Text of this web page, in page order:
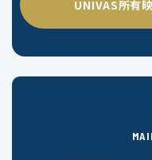
UNIVAS所有